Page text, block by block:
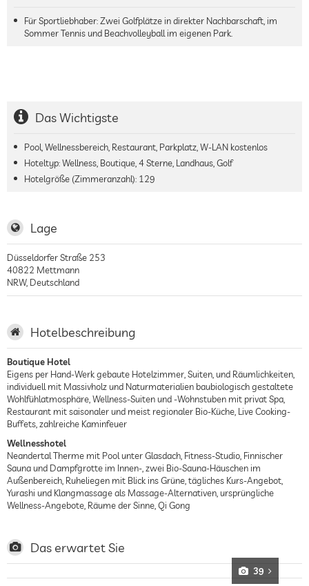
Für Sportliebhaber: Zwei Golfplätze in direkter Nachbarschaft, im
Sommer Tennis und Beachvolleyball im eigenen Park.
Das Wichtigste
Pool, Wellnessbereich, Restaurant, Parkplatz, W-LAN kostenlos
Hoteltyp: Wellness, Boutique, 4 Sterne, Landhaus, Golf
Hotelgröße (Zimmeranzahl): 129
Lage
Düsseldorfer Straße 253
40822 Mettmann
NRW, Deutschland
Hotelbeschreibung
Boutique Hotel
Eigens per Hand-Werk gebaute Hotelzimmer, Suiten, und Räumlichkeiten,
individuell mit Massivholz und Naturmaterialien baubiologisch gestaltete
Wohlfühlatmosphäre, Wellness-Suiten und -Wohnstuben mit privat Spa,
Restaurant mit saisonaler und meist regionaler Bio-Küche, Live Cooking-
Buffets, zahlreiche Kaminfeuer
Wellnesshotel
Neandertal Therme mit Pool unter Glasdach, Fitness-Studio, Finnischer
Sauna und Dampfgrotte im Innen-, zwei Bio-Sauna-Häuschen im
Außenbereich, Ruheliegen mit Blick ins Grüne, tägliches Kurs-Angebot,
Yurashi und Klangmassage als Massage-Alternativen, ursprüngliche
Wellness-Angebote, Räume der Sinne, Qi Gong
Das erwartet Sie
39